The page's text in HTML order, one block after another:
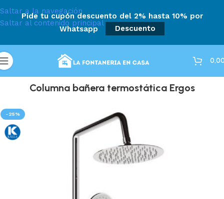
Saltar a la navegación
Saltar al contenido principal
Pide tu cupón descuento del 2% hasta 10% por
Whatsapp
Descuento
Columna bañera termostática Ergos
-25%